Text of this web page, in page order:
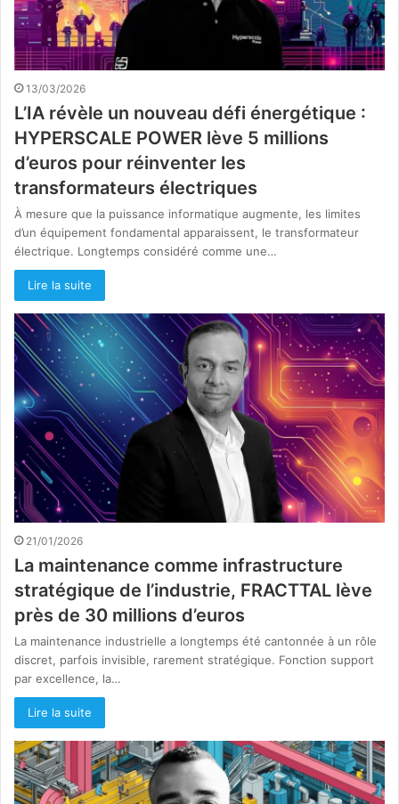
13/03/2026
L’IA révèle un nouveau défi énergétique :
HYPERSCALE POWER lève 5 millions
d’euros pour réinventer les
transformateurs électriques
À mesure que la puissance informatique augmente, les limites
d’un équipement fondamental apparaissent, le transformateur
électrique. Longtemps considéré comme une…
Lire la suite
21/01/2026
La maintenance comme infrastructure
stratégique de l’industrie, FRACTTAL lève
près de 30 millions d’euros
La maintenance industrielle a longtemps été cantonnée à un rôle
discret, parfois invisible, rarement stratégique. Fonction support
par excellence, la…
Lire la suite